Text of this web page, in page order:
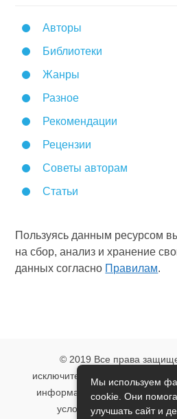
Авторы
Библиотеки
Жанры
Разное
Рекомендации
Рецензии
Советы авторам
Статьи
Пользуясь данным ресурсом
на сбор, анализ и хранение
данных согласно Правилам.
© 2019 Все права
исключительно
информация,
условиях не является
Мы используем
cookie. Они
улучшать сайт и